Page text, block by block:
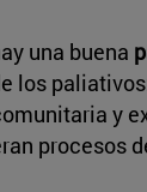
una buena
los
y
procesos